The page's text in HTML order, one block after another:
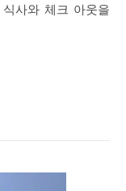
사와 체크 아웃을